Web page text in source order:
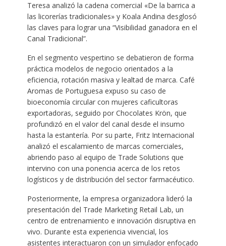
Teresa analizó la cadena comercial «De la barrica a
las licorerías tradicionales» y Koala Andina desglosó
las claves para lograr una “Visibilidad ganadora en el
Canal Tradicional”.
En el segmento vespertino se debatieron de forma
práctica modelos de negocio orientados a la
eficiencia, rotación masiva y lealtad de marca. Café
Aromas de Portuguesa expuso su caso de
bioeconomía circular con mujeres caficultoras
exportadoras, seguido por Chocolates Krön, que
profundizó en el valor del canal desde el insumo
hasta la estantería. Por su parte, Fritz Internacional
analizó el escalamiento de marcas comerciales,
abriendo paso al equipo de Trade Solutions que
intervino con una ponencia acerca de los retos
logísticos y de distribución del sector farmacéutico.
Posteriormente, la empresa organizadora lideró la
presentación del Trade Marketing Retail Lab, un
centro de entrenamiento e innovación disruptiva en
vivo. Durante esta experiencia vivencial, los
asistentes interactuaron con un simulador enfocado